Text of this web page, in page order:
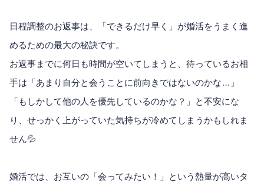
日程調整のお返事は、「できるだけ早く」が婚活をうまく進
めるための最大の秘訣です。
お返事までに何日も時間が空いてしまうと、待っているお相
手は「あまり自分と会うことに前向きではないのかな…」
「もしかして他の人を優先しているのかな？」と不安にな
り、せっかく上がっていた気持ちが冷めてしまうかもしれま
せん💦
婚活では、お互いの「会ってみたい！」という熱量が高いタ